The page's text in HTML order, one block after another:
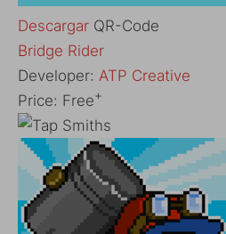
Descargar QR-Code
‎Bridge Rider
Developer: ATP Creative
Price: Free+